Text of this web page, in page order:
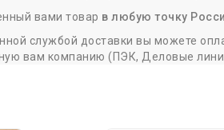
вами товар в любую точку
службой доставки вы можете
вам компанию (ПЭК, Деловые